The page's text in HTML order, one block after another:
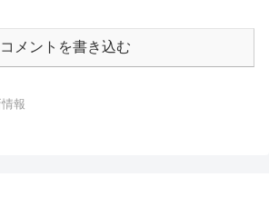
コメントを書き込む
報